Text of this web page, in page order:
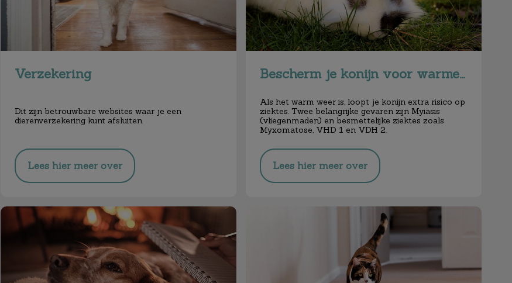
Verzekering
Dit zijn betrouwbare websites waar je een
dierenverzekering kunt afsluiten.
Lees hier meer over
Bescherm je konijn voor warmere dagen
Als het warm weer is, loopt je konijn extra risico op
ziektes. Twee belangrijke gevaren zijn Myiasis
(vliegenmaden) en besmettelijke ziektes zoals
Myxomatose, VHD 1 en VDH 2.
Lees hier meer over
Vuurwerkangst bij hond of kat Zorg voor je senior hond of kat